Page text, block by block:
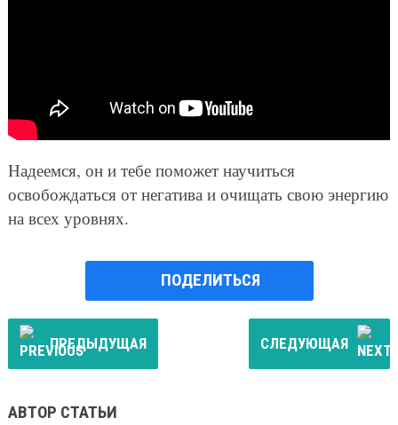
Надеемся, он и тебе поможет научиться
освобождаться от негатива и очищать свою энергию
на всех уровнях.
ПОДЕЛИТЬСЯ
ПРЕДЫДУЩАЯ СЛЕДУЮЩАЯ
АВТОР СТАТЬИ